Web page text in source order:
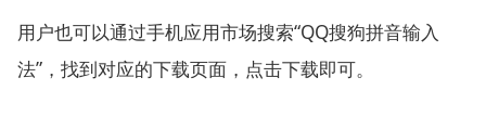
用户也可以通过手机应用市场搜索“QQ搜狗拼音输入
法”，找到对应的下载页面，点击下载即可。